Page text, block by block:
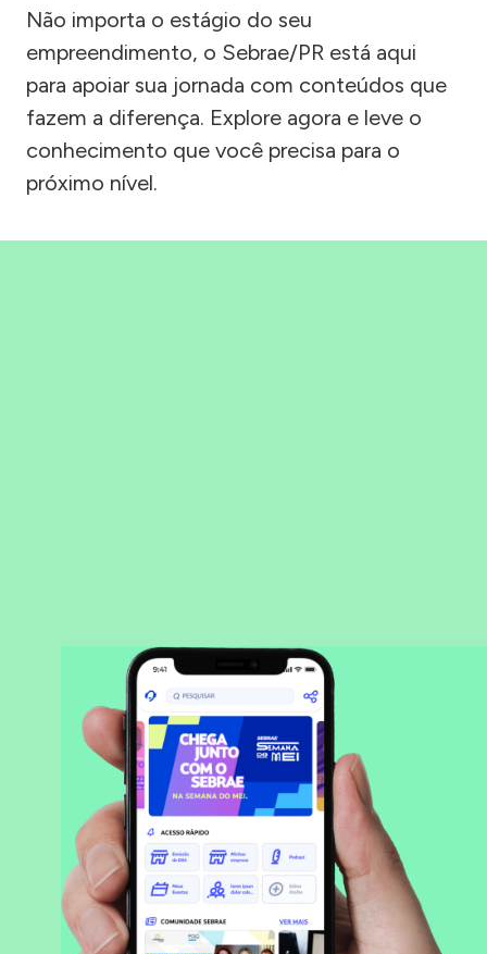
Não importa o estágio do seu
empreendimento, o Sebrae/PR está aqui
para apoiar sua jornada com conteúdos que
fazem a diferença. Explore agora e leve o
conhecimento que você precisa para o
próximo nível.